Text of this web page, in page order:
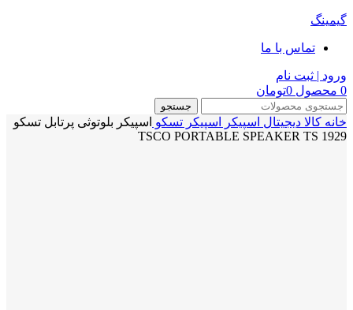
گیمینگ
تماس با ما
ورود | ثبت نام
0 محصول 0تومان
جستجو
خانه کالا دیجیتال اسپیکر اسپیکر تسکو اسپیکر بلوتوثی پرتابل تسکو
TSCO PORTABLE SPEAKER TS 1929